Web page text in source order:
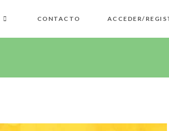
CONTACTO ACCEDER/